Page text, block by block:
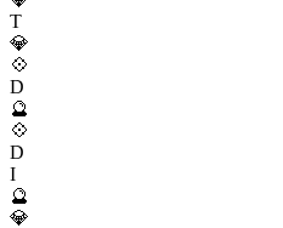
T
💎
💠
D
🔮
💠
D
I
🔮
💎